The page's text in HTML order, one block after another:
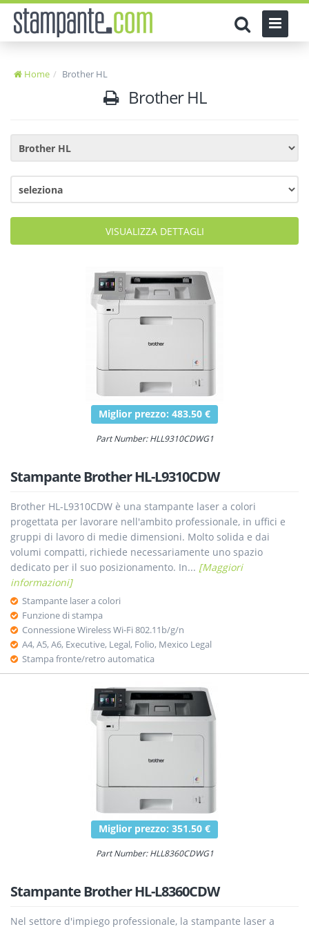
Home Brother HL
Brother HL
VISUALIZZA DETTAGLI
Miglior prezzo: 483.50 €
Part Number: HLL9310CDWG1
Stampante Brother HL-L9310CDW
Brother HL-L9310CDW è una stampante laser a colori
progettata per lavorare nell'ambito professionale, in uffici e
gruppi di lavoro di medie dimensioni. Molto solida e dai
volumi compatti, richiede necessariamente uno spazio
dedicato per il suo posizionamento. In... [Maggiori
informazioni]
Stampante laser a colori
Funzione di stampa
Connessione Wireless Wi-Fi 802.11b/g/n
A4, A5, A6, Executive, Legal, Folio, Mexico Legal
Stampa fronte/retro automatica
Miglior prezzo: 351.50 €
Part Number: HLL8360CDWG1
Stampante Brother HL-L8360CDW
Nel settore d'impiego professionale, la stampante laser a